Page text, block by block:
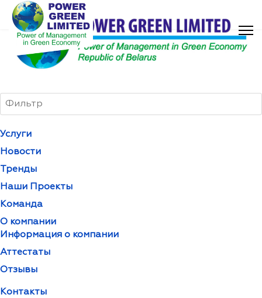
Услуги
Новости
Тренды
Наши Проекты
Команда
О компании
Информация о компании
Аттестаты
Отзывы
Контакты